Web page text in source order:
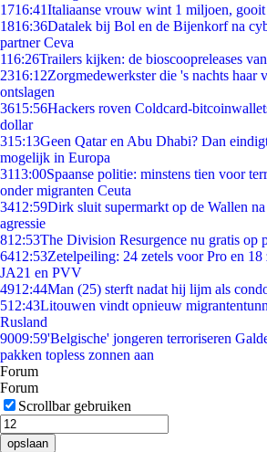
1716:41Italiaanse vrouw wint 1 miljoen,
1816:36Datalek bij Bol en de Bijenkorf na
partner Ceva
116:26Trailers kijken: de bioscoopreleases
2316:12Zorgmedewerkster die 's nachts haar
ontslagen
3615:56Hackers roven Coldcard-
dollar
315:13Geen Qatar en Abu Dhabi? Dan
mogelijk in Europa
3113:00Spaanse politie: minstens tien voor
onder migranten Ceuta
3412:59Dirk sluit supermarkt op de Wallen
agressie
812:53The Division Resurgence nu gratis op
6412:53Zetelpeiling: 24 zetels voor Pro en
JA21 en PVV
4912:44Man (25) sterft nadat hij lijm als
512:43Litouwen vindt opnieuw
Rusland
9009:59'Belgische' jongeren terroriseren
pakken topless zonnen aan
Forum
Forum
Scrollbar gebruiken
opslaan